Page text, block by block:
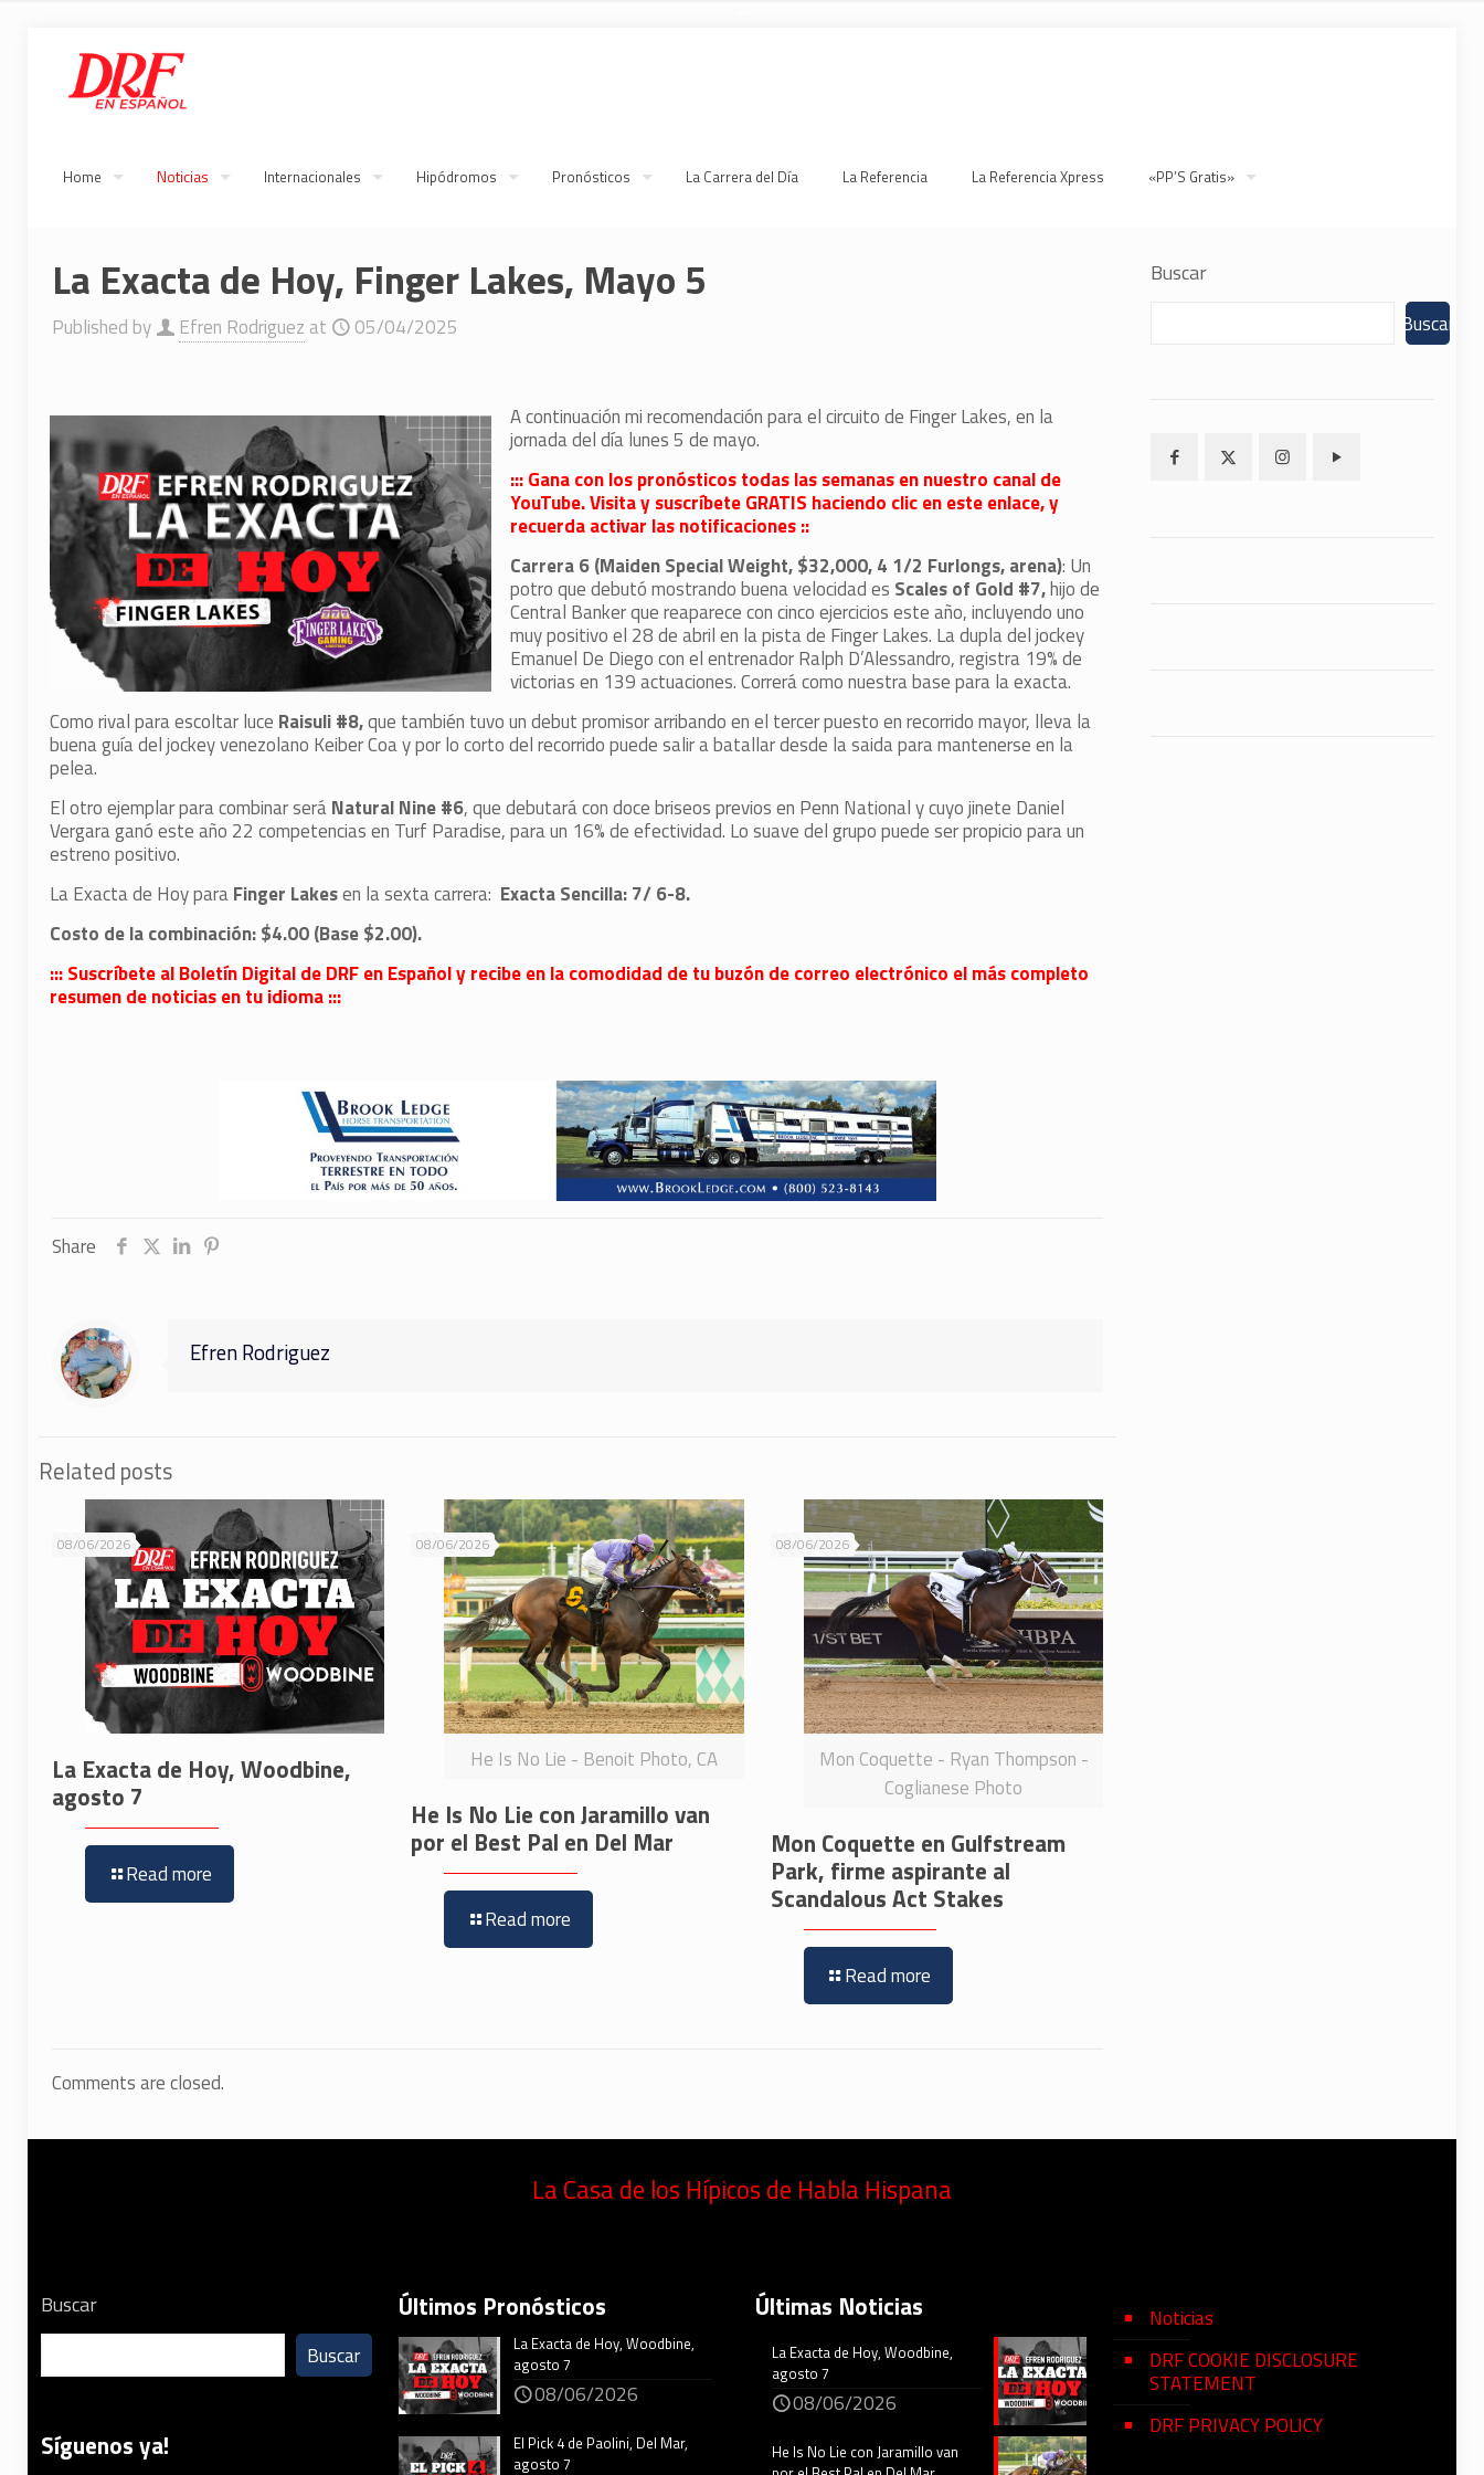
Home Noticias Internacionales Hipódromos Pronósticos La Carrera del Día La Referencia La Referencia Xpress «PP’S Gratis»
La Exacta de Hoy, Finger Lakes, Mayo 5
Published by Efren Rodriguez at 05/04/2025
A continuación mi recomendación para el circuito de Finger Lakes, en la
jornada del día lunes 5 de mayo.
::: Gana con los pronósticos todas las semanas en nuestro canal de
YouTube. Visita y suscríbete GRATIS haciendo clic en este enlace, y
recuerda activar las notificaciones ::
Carrera 6 (Maiden Special Weight, $32,000, 4 1/2 Furlongs, arena): Un
potro que debutó mostrando buena velocidad es Scales of Gold #7,hijo de
Central Banker que reaparece con cinco ejercicios este año, incluyendo uno
muy positivo el 28 de abril en la pista de Finger Lakes. La dupla del jockey
Emanuel De Diego con el entrenador Ralph D’Alessandro, registra 19% de
victorias en 139 actuaciones. Correrá como nuestra base para la exacta.
Como rival para escoltar luce Raisuli #8,que también tuvo un debut promisor arribando en el tercer puesto en recorrido mayor, lleva la
buena guía del jockey venezolano Keiber Coa y por lo corto del recorrido puede salir a batallar desde la saida para mantenerse en la
pelea.
El otro ejemplar para combinar seráNatural Nine #6, que debutará con doce briseos previos en Penn National y cuyo jinete Daniel
Vergara ganó este año 22 competencias en Turf Paradise, para un 16% de efectividad. Lo suave del grupo puede ser propicio para un
estreno positivo.
La Exacta de Hoy paraFinger Lakesen la sexta carrera: Exacta Sencilla: 7/ 6-8.
Costo de la combinación: $4.00 (Base $2.00).
::: Suscríbete al Boletín Digital de DRF en Español y recibe en la comodidad de tu buzón de correo electrónico el más completo
resumen de noticias en tu idioma :::
Share
Efren Rodriguez
Related posts
08/06/2026
La Exacta de Hoy, Woodbine,
agosto 7
Read more
He Is No Lie - Benoit Photo, CA
08/06/2026
He Is No Lie con Jaramillo van
por el Best Pal en Del Mar
Read more
Mon Coquette - Ryan Thompson -
Coglianese Photo
08/06/2026
Mon Coquette en Gulfstream
Park, firme aspirante al
Scandalous Act Stakes
Read more
Comments are closed.
Buscar
Buscar
La Casa de los Hípicos de Habla Hispana
Buscar
Buscar
Síguenos ya!
Últimos Pronósticos
La Exacta de Hoy, Woodbine,
agosto 7
08/06/2026
El Pick 4 de Paolini, Del Mar,
agosto 7
Últimas Noticias
La Exacta de Hoy, Woodbine,
agosto 7
08/06/2026
He Is No Lie con Jaramillo van
Noticias
DRF COOKIE DISCLOSURE
STATEMENT
DRF PRIVACY POLICY